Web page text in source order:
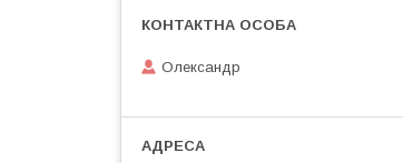
Олександр